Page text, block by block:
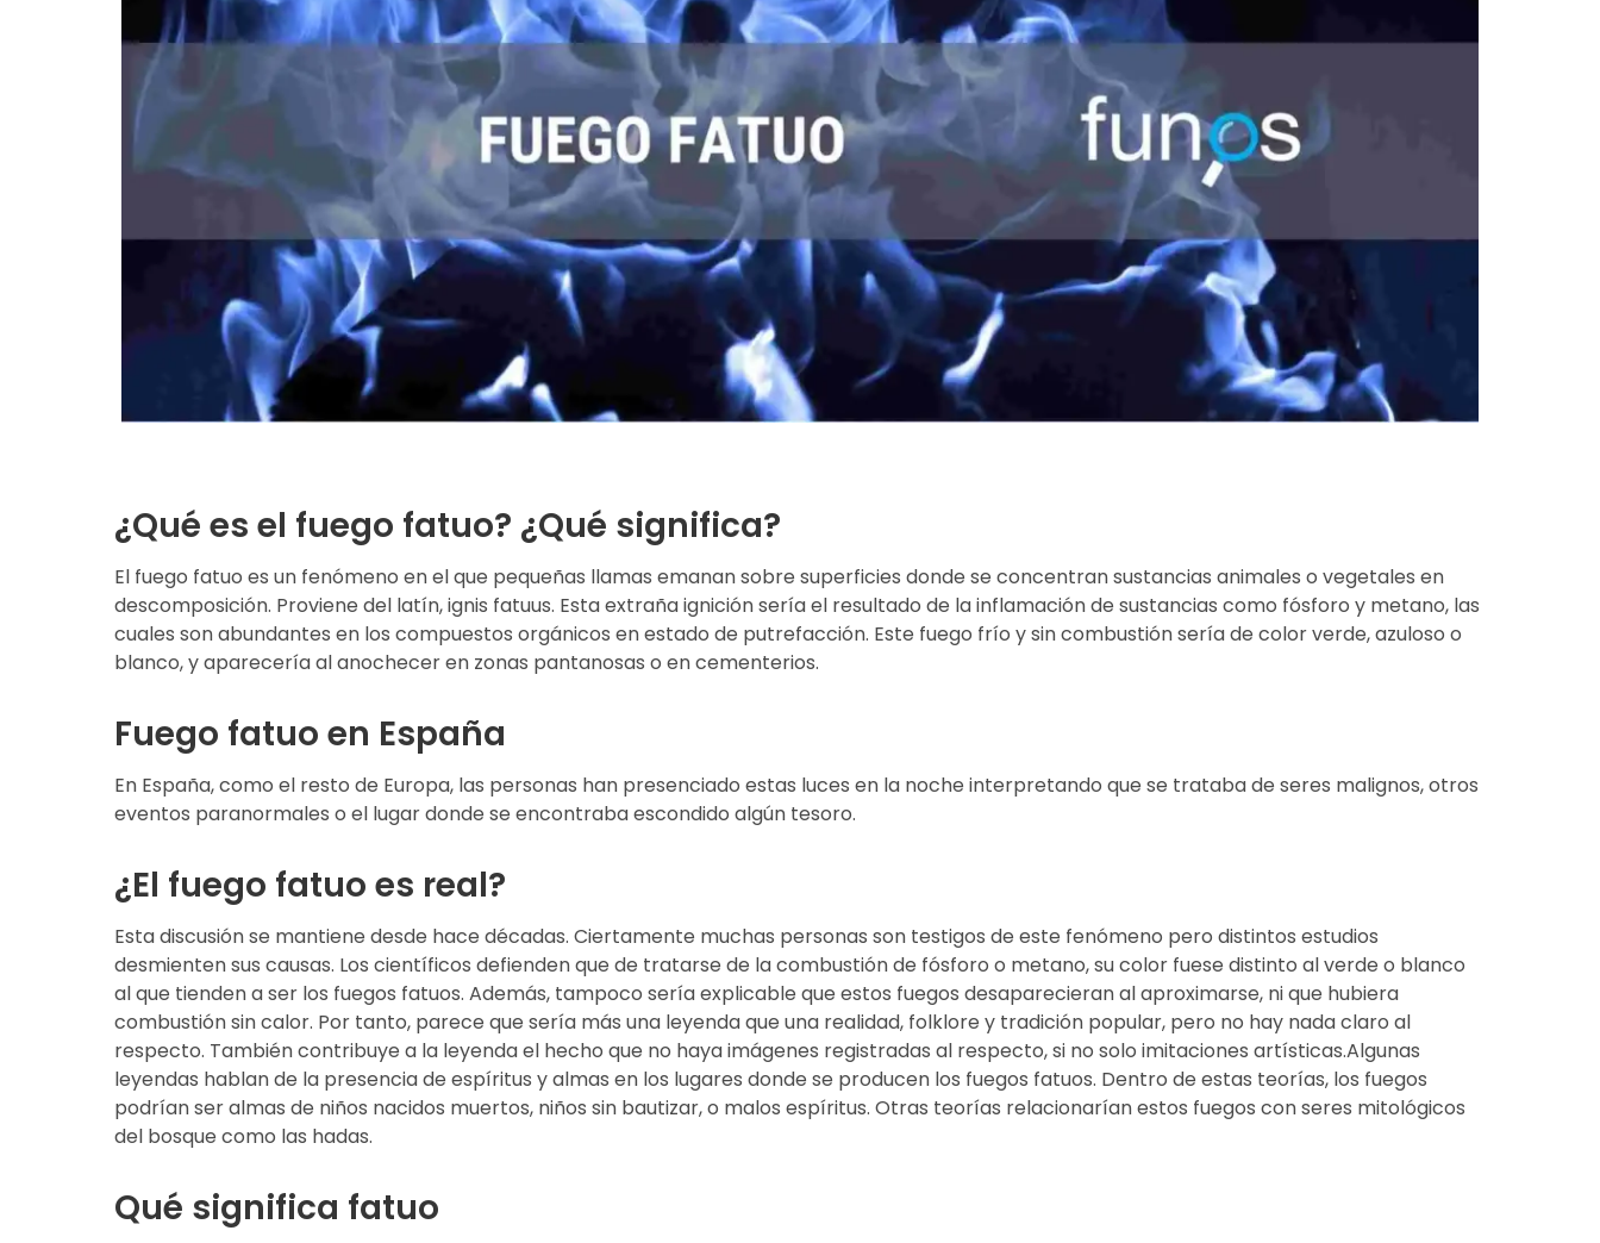
¿Qué es el fuego fatuo? ¿Qué significa?
El fuego fatuo es un fenómeno en el que pequeñas llamas emanan sobre superficies donde se concentran sustancias animales o vegetales en
descomposición. Proviene del latín,ignis fatuus. Esta extraña ignición sería el resultado de la inflamación de sustancias como fósforo y metano, las
cuales son abundantes en los compuestos orgánicos en estado de putrefacción. Este fuego frío y sin combustión sería de color verde, azuloso o
blanco, y aparecería al anochecer en zonas pantanosas o en cementerios.
Fuego fatuo en España
En España, como el resto de Europa, las personas han presenciado estas luces en la noche interpretando que se trataba de seres malignos, otros
eventos paranormales o el lugar donde se encontraba escondido algún tesoro.
¿El fuego fatuo es real?
Esta discusión se mantiene desde hace décadas. Ciertamente muchas personas son testigos de este fenómeno pero distintos estudios
desmienten sus causas. Los científicos defienden que de tratarse de la combustión de fósforo o metano, su color fuese distinto al verde o blanco
al que tienden a ser los fuegos fatuos. Además, tampoco sería explicable que estos fuegos desaparecieran al aproximarse, ni que hubiera
combustión sin calor. Por tanto, parece que sería más una leyenda que una realidad, folklore y tradición popular, pero no hay nada claro al
respecto. También contribuye a la leyenda el hecho que no haya imágenes registradas al respecto, si no solo imitaciones artísticas.Algunas
leyendas hablan de la presencia de espíritus y almas en los lugares donde se producen los fuegos fatuos. Dentro de estas teorías, los fuegos
podrían ser almas de niños nacidos muertos, niños sin bautizar, o malos espíritus. Otras teorías relacionarían estos fuegos con seres mitológicos
del bosque como las hadas.
Qué significa fatuo